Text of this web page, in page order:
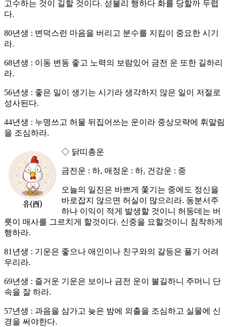
고수하는 것이 길할 것이다. 섣불리 행하다 화를 당할까 두렵
다.
80년생 : 변덕스런 마음을 버리고 분수를 지킴이 중요한 시기
라.
68년생 : 이동 변동 좋고 노력의 보람있어 금전 운 또한 길하리
라.
56년생 : 좋은 일이 생기는 시기라 생각하지 않은 일이 저절로
성사된다.
44년생 : 누명쓰고 허물 뒤집어쓰는 운이라 중상모략에 휘말림
을 조심하라.
◇ 닭띠총운
금전운 : 하, 애정운 : 하, 건강운 : 중
오늘의 일진은 바쁘게 쫓기는 중에도 정신을
바로잡지 않으면 허실이 많으리라. 동분서주
하나 이익이 적게 발생할 것이니 허둥데는 버
릇이 매사를 그르치게 할것이다. 신중을 요할것이니 침착하게
행하라.
81년생 : 기운은 좋으나 애인이나 친구와의 갈등은 풀기 어려
우리라.
69년생 : 즐거운 기운은 보이나 금전 운이 불길하니 주머니 단
속을 잘 하라.
57년생 : 과음을 삼가고 늦은 밤에 외출을 조심하고 실물에 신
경을 써야한다.